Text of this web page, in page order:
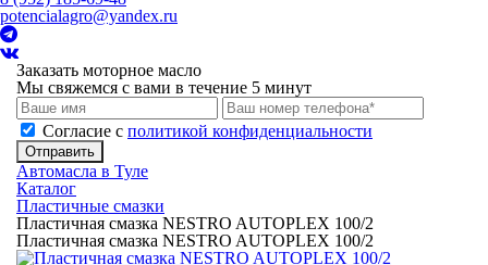
potencialagro@yandex.ru
Заказать моторное масло
Мы свяжемся с вами в течение 5 минут
Cогласие с политикой конфиденциальности
Отправить
Автомасла в Туле
Каталог
Пластичные смазки
Пластичная смазка NESTRO AUTOPLEX 100/2
Пластичная смазка NESTRO AUTOPLEX 100/2